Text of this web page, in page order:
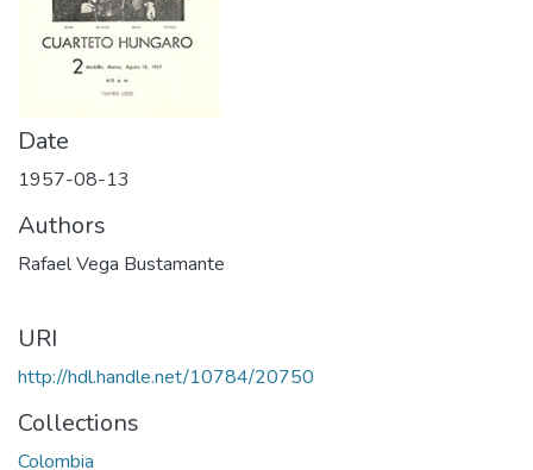
Date
1957-08-13
Authors
Rafael Vega Bustamante
URI
http://hdl.handle.net/10784/20750
Collections
Colombia